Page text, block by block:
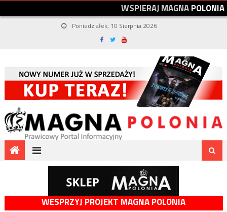
WSPIERAJMAGNAPOLONIA
Poniedziałek, 10 Sierpnia 2026
WESPRZYJ PROJEKT MAGNA POLONIA